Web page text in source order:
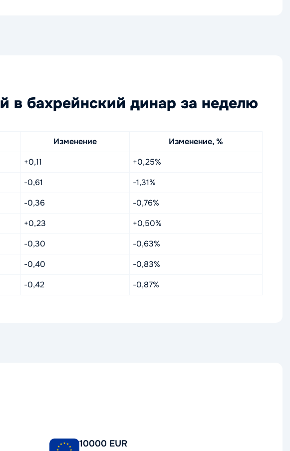
в бахрейнский динар за неделю
Изменение
Изменение, %
+0,11
+0,25%
-0,61
-1,31%
-0,36
-0,76%
+0,23
+0,50%
-0,30
-0,63%
-0,40
-0,83%
-0,42 -0,87%
10000 EUR